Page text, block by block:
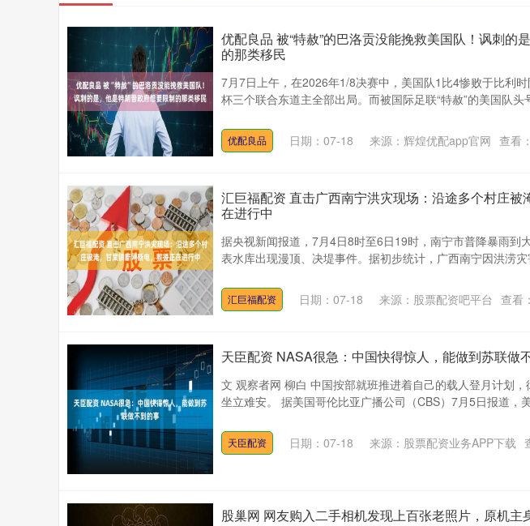
优配良品 被“特赦”的巴洛贡没能挽救美国队！讽刺的
的那类移民
7月7日上午，在2026年1/8决赛中，美国队1比4惨败于比利
杯三个联合东道主全部出局。而被国际足联“特赦”的美国队头
优配良品 日期：07-18 来源：辉煌优配app官网 查看：
汇巨福配资 直击广西南宁洪灾现场：沿途多个村庄被
在进行中
据央视新闻报道，7月4日8时至6日19时，南宁市普降暴雨到
表水库出现漫顶、决堤事件。据初步统计，广西南宁因洪涝
汇巨福配资 日期：07-18 来源：股票配资吧平台 查看：
天臣配资 NASA很急：中国快得惊人，能做到苏联做
文 观察者网 柳白 中国按部就班推进着自己的载人登月计划，
坐立难安。 据美国哥伦比亚广播公司（CBS）7月5日报道，
天臣配资 日期：07-18 来源：股票配资业务APP下载
股巢网 网友购入二手相机发现上百张老照片，原机主
深证成指 14311.01 200.89 1.42% 沪深300